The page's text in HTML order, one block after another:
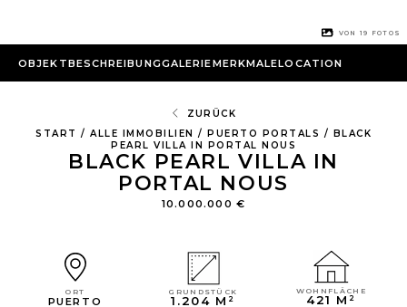
1 VON 19 FOTOS
OBJEKTBESCHREIBUNGGALERIEMERKMALELOCATION
ZURÜCK
START / ALLE IMMOBILIEN / PUERTO PORTALS / BLACK
PEARL VILLA IN PORTAL NOUS
BLACK PEARL VILLA IN
PORTAL NOUS
10.000.000 €
ORT
PUERTO
GRUNDSTÜCK
1.204 M²
WOHNFLÄCHE
421 M²